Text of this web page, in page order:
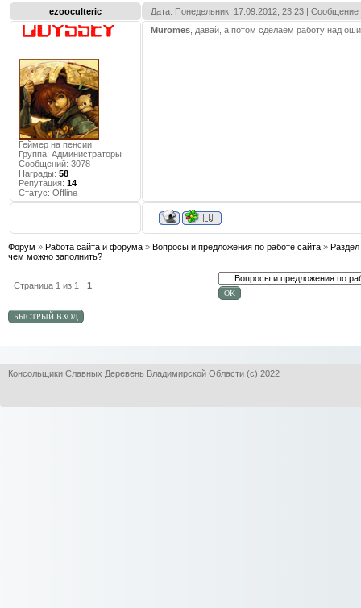
ezooculteric Дата: Понедельник, 17.09.2012, 23:23 |
Геймер на пенсии
Группа: Администраторы
Сообщений: 3078
Награды: 58
Репутация: 14
Статус: Offline
Muromes , давай, а потом сделаем работу над
Форум » Работа сайта и форума » Вопросы и предложения по работе сайта »
чем можно заполнить?
Страница 1 из 1 1
Консольщики Славных Деревень Владимирской Области (с) 2022